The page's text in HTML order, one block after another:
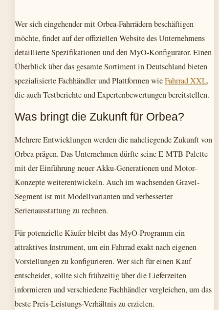
Wer sich eingehender mit Orbea-Fahrrädern beschäftigen
möchte, findet auf der offiziellen Website des Unternehmens
detaillierte Spezifikationen und den MyO-Konfigurator. Einen
Überblick über das gesamte Sortiment in Deutschland bieten
spezialisierte Fachhändler und Plattformen wieFahrrad XXL,
die auch Testberichte und Expertenbewertungen bereitstellen.
Was bringt die Zukunft für Orbea?
Mehrere Entwicklungen werden die naheliegende Zukunft von
Orbea prägen. Das Unternehmen dürfte seine E-MTB-Palette
mit der Einführung neuer Akku-Generationen und Motor-
Konzepte weiterentwickeln. Auch im wachsenden Gravel-
Segment ist mit Modellvarianten und verbesserter
Serienausstattung zu rechnen.
Für potenzielle Käufer bleibt das MyO-Programm ein
attraktives Instrument, um ein Fahrrad exakt nach eigenen
Vorstellungen zu konfigurieren. Wer sich für einen Kauf
entscheidet, sollte sich frühzeitig über die Lieferzeiten
informieren und verschiedene Fachhändler vergleichen, um das
beste Preis-Leistungs-Verhältnis zu erzielen.